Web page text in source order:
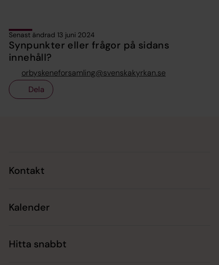
Senast ändrad 13 juni 2024
Synpunkter eller frågor på sidans
innehåll?
orbyskeneforsamling@svenskakyrkan.se
Dela
Kontakt
Kalender
Hitta snabbt